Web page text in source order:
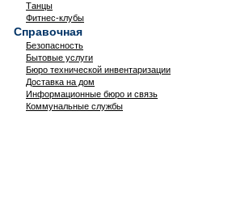
Танцы
Фитнес-клубы
Справочная
Безопасность
Бытовые услуги
Бюро технической инвентаризации
Доставка на дом
Информационные бюро и связь
Коммунальные службы